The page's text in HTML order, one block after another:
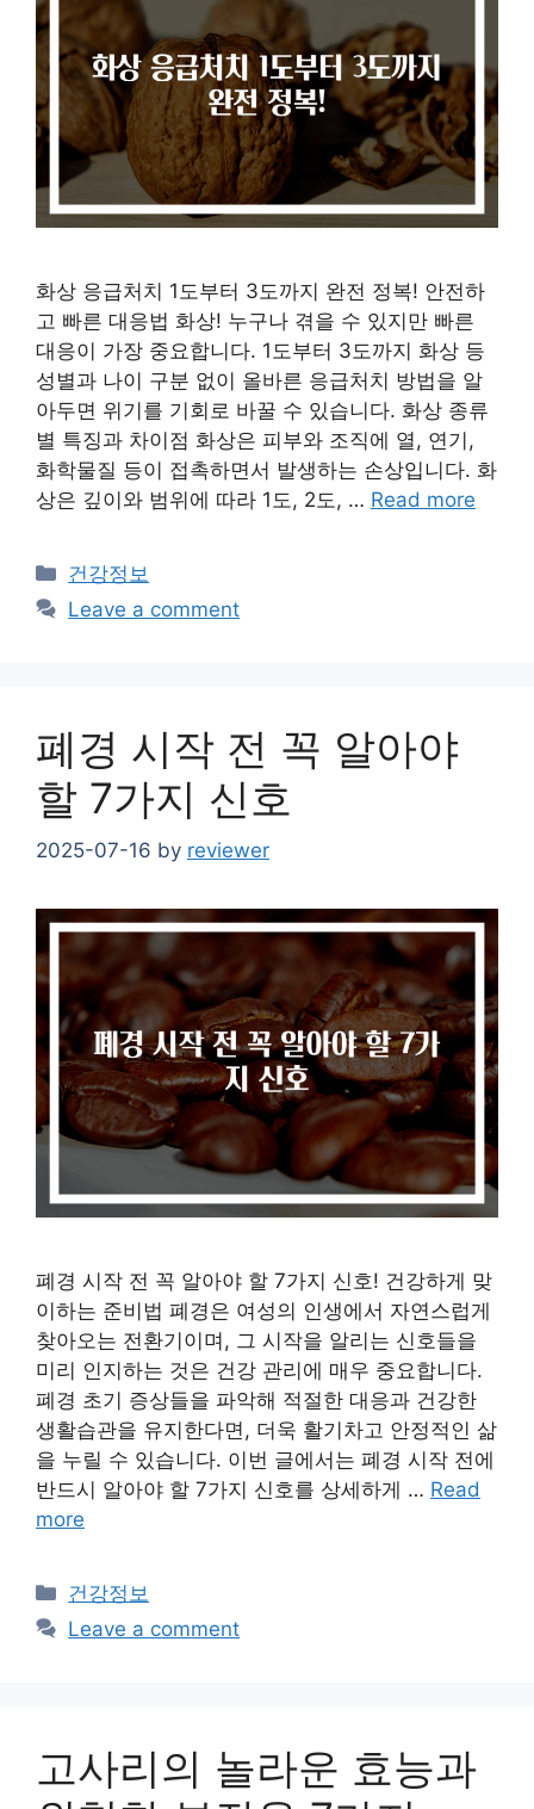
화상 응급처치 1도부터 3도까지 완전 정복! 안전하
고 빠른 대응법 화상! 누구나 겪을 수 있지만 빠른
대응이 가장 중요합니다. 1도부터 3도까지 화상 등
성별과 나이 구분 없이 올바른 응급처치 방법을 알
아두면 위기를 기회로 바꿀 수 있습니다. 화상 종류
별 특징과 차이점 화상은 피부와 조직에 열, 연기,
화학물질 등이 접촉하면서 발생하는 손상입니다. 화
상은 깊이와 범위에 따라 1도, 2도, … Read more
Categories
건강정보
Leave a comment
폐경 시작 전 꼭 알아야
할 7가지 신호
2025-07-16 by reviewer
폐경 시작 전 꼭 알아야 할 7가지 신호! 건강하게 맞
이하는 준비법 폐경은 여성의 인생에서 자연스럽게
찾아오는 전환기이며, 그 시작을 알리는 신호들을
미리 인지하는 것은 건강 관리에 매우 중요합니다.
폐경 초기 증상들을 파악해 적절한 대응과 건강한
생활습관을 유지한다면, 더욱 활기차고 안정적인 삶
을 누릴 수 있습니다. 이번 글에서는 폐경 시작 전에
반드시 알아야 할 7가지 신호를 상세하게 … Read
more
Categories
건강정보
Leave a comment
고사리의 놀라운 효능과